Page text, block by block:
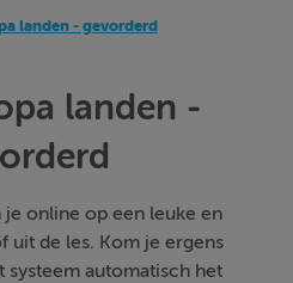
landen - gevorderd
landen -
online op een leuke en
uit de les. Kom je ergens
systeem automatisch het